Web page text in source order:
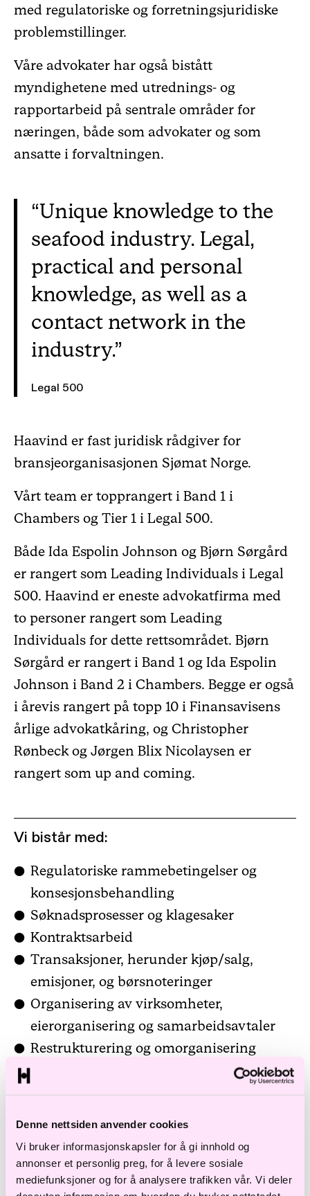
Denne nettsiden anvender cookies
Vi bruker informasjonskapsler for å gi innhold og
annonser et personlig preg, for å levere sosiale
mediefunksjoner og for å analysere trafikken vår. Vi deler
med regulatoriske og forretningsjuridiske
problemstillinger.
Våre advokater har også bistått
myndighetene med utrednings- og
rapportarbeid på sentrale områder for
næringen, både som advokater og som
ansatte i forvaltningen.
Unique knowledge to the
seafood industry. Legal,
practical and personal
knowledge, as well as a
contact network in the
industry.
Legal 500
Haavind er fast juridisk rådgiver for
bransjeorganisasjonen Sjømat Norge.
Vårt team er topprangert i Band 1 i
Chambers og Tier 1 i Legal 500.
Både Ida Espolin Johnson og Bjørn Sørgård
er rangert som Leading Individuals i Legal
500. Haavind er eneste advokatfirma med
to personer rangert som Leading
Individuals for dette rettsområdet. Bjørn
Sørgård er rangert i Band 1 og Ida Espolin
Johnson i Band 2 i Chambers. Begge er også
i årevis rangert på topp 10 i Finansavisens
årlige advokatkåring, og Christopher
Rønbeck og Jørgen Blix Nicolaysen er
rangert som up and coming.
Vi bistår med:
Regulatoriske rammebetingelser og
konsesjonsbehandling
Søknadsprosesser og klagesaker
Kontraktsarbeid
Transaksjoner, herunder kjøp/salg,
emisjoner, og børsnoteringer
Organisering av virksomheter,
eierorganisering og samarbeidsavtaler
Restrukturering og omorganisering
Myndighetskontakt
Konkurranserett og EU / EØS-rettslige
spørsmål